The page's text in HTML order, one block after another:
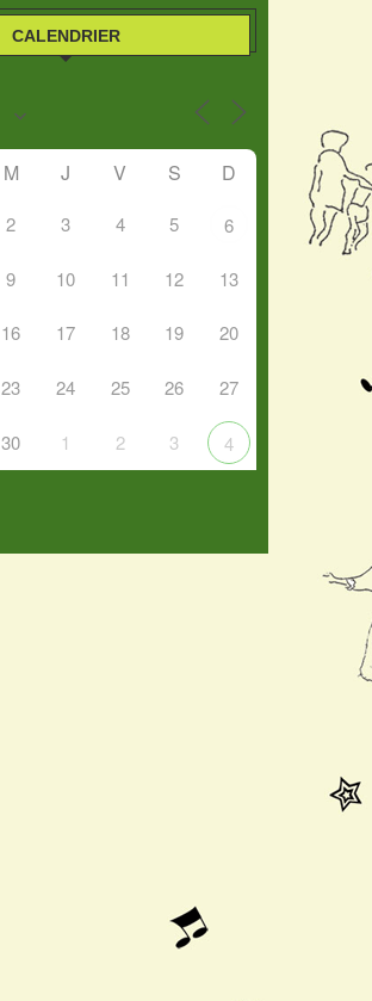
CALENDRIER
M J V S D
2 3 4 5 6
9 10 11 12 13
16 17 18 19 20
23 24 25 26 27
30 1 2 3 4